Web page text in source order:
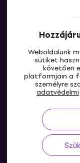
Weboldalunk
sütiket
követően
platformjain a
személyre
adatvédelmi